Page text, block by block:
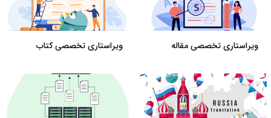
ویراستاری تخصصی مقاله ویراستاری تخصصی کتاب